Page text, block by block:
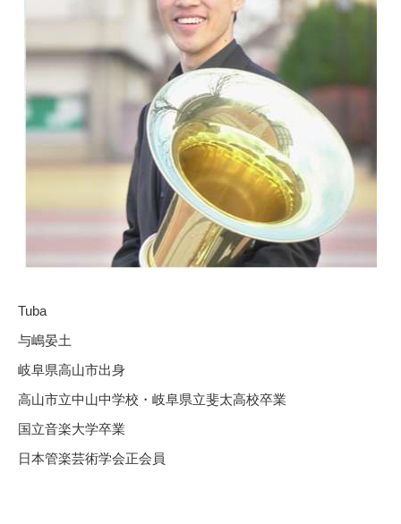
Tuba
与嶋晏土
岐阜県高山市出身
高山市立中山中学校・岐阜県立斐太高校卒業
国立音楽大学卒業
日本管楽芸術学会正会員